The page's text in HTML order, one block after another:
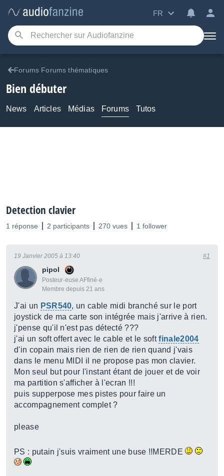
FR
Forums Forums thématiques
Bien débuter
News Articles Médias Forums Tutos
Detection clavier
1 réponse 2 participants 270 vues 1 follower
pipol
Posteur·euse AFfiné·e
Membre depuis 21 ans
19 Janvier 2005 à 13:40 #1
J'ai un PSR540, un cable midi branché sur le port
joystick de ma carte son intégrée mais j'arrive à rien.
j'pense qu'il n'est pas détecté ???
j'ai un soft offert avec le cable et le softfinale2004
d'in copain mais rien de rien de rien quand j'vais
dans le menu MIDI il ne propose pas mon clavier.
Mon seul but pour l'instant étant de jouer et de voir
ma partition s'afficher à l'ecran !!!
puis supperpose mes pistes pour faire un
accompagnement complet ?
please
PS : putain j'suis vraiment une buse !!MERDE